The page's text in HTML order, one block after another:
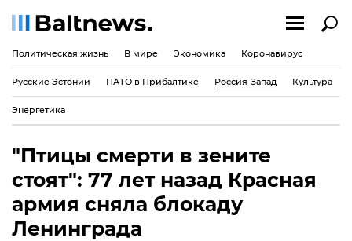
Политическая жизнь В мире Экономика Коронавирус
Русские Эстонии НАТО в Прибалтике Россия-Запад Культура
Энергетика
"Птицы смерти в зените
стоят": 77 лет назад Красная
армия сняла блокаду
Ленинграда